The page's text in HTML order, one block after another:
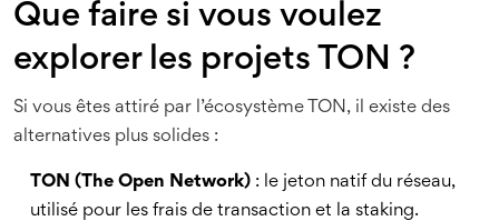
Que faire si vous voulez
explorer les projets TON ?
Si vous êtes attiré par l’écosystème TON, il existe des
alternatives plus solides :
TON (The Open Network) : le jeton natif du réseau,
utilisé pour les frais de transaction et la staking.